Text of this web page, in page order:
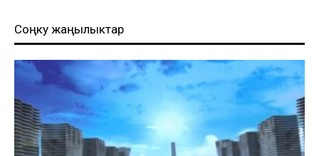
Соңку жаңылыктар